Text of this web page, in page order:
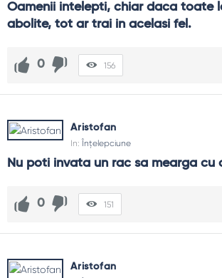
Oamenii intelepti, chiar daca toate
abolite, tot ar trai in acelasi fel.
0 156
Aristofan
In: Înțelepciune
Nu poti invata un rac sa mearga cu
0 151
Aristofan